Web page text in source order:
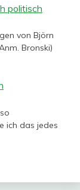
politisch
von Björn
Bronski)
ich das jedes